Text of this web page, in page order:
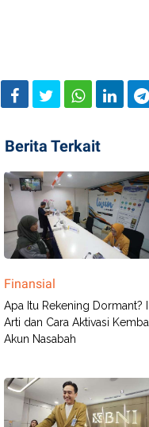
Berita Terkait
Finansial
Apa Itu Rekening Dormant?
Arti dan Cara Aktivasi
Akun Nasabah